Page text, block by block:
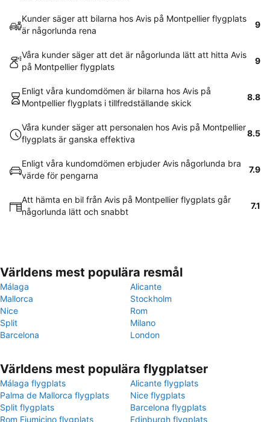
Kunder säger att bilarna hos Avis på Montpellier flygplats
är någorlunda rena
9
Våra kunder säger att det är någorlunda lätt att hitta Avis
på Montpellier flygplats
9
Enligt våra kundomdömen är bilarna hos Avis på
Montpellier flygplats i tillfredställande skick
8.8
Våra kunder säger att personalen hos Avis på Montpellier
flygplats är ganska effektiva
8.5
Enligt våra kundomdömen erbjuder Avis någorlunda bra
värde för pengarna
7.9
Att hämta en bil från Avis på Montpellier flygplats går
någorlunda lätt och snabbt
7.1
Världens mest populära resmål
Málaga
Alicante
Mallorca
Stockholm
Nice
Rom
Split
Milano
Barcelona
London
Världens mest populära flygplatser
Málaga flygplats
Alicante flygplats
Palma de Mallorca flygplats
Nice flygplats
Split flygplats
Barcelona flygplats
Rom Fiumicino flygplats
Edinburgh flygplats